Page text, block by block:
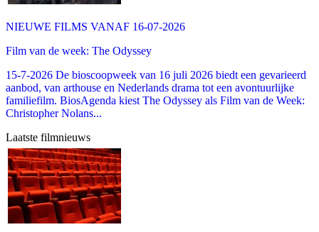
NIEUWE FILMS VANAF 16-07-2026
Film van de week: The Odyssey
15-7-2026 De bioscoopweek van 16 juli 2026 biedt een gevarieerd
aanbod, van arthouse en Nederlands drama tot een avontuurlijke
familiefilm. BiosAgenda kiest The Odyssey als Film van de Week:
Christopher Nolans...
Laatste filmnieuws